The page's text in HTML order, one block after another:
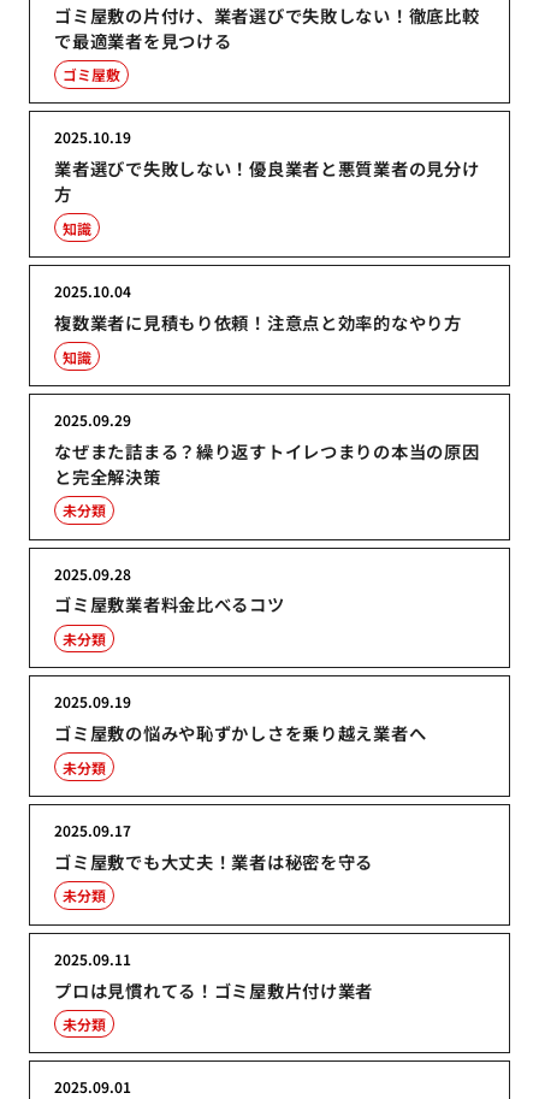
ゴミ屋敷の片付け、業者選びで失敗しない！徹底比較
で最適業者を見つける
ゴミ屋敷
業者選びで失敗しない！優良業者と悪質業者の見分け
方
2025.10.19
知識
複数業者に見積もり依頼！注意点と効率的なやり方
2025.10.04
知識
なぜまた詰まる？繰り返すトイレつまりの本当の原因
と完全解決策
2025.09.29
未分類
ゴミ屋敷業者料金比べるコツ
2025.09.28
未分類
ゴミ屋敷の悩みや恥ずかしさを乗り越え業者へ
2025.09.19
未分類
ゴミ屋敷でも大丈夫！業者は秘密を守る
2025.09.17
未分類
プロは見慣れてる！ゴミ屋敷片付け業者
2025.09.11
未分類
2025.09.01